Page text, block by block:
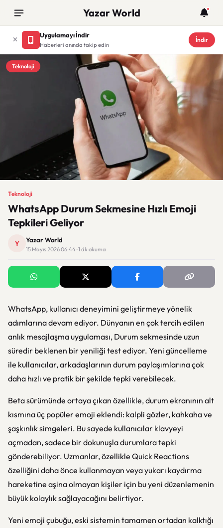
Yazar World
Uygulamayı İndir
Haberleri anında takip edin
İndir
Teknoloji
Teknoloji
WhatsApp Durum Sekmesine Hızlı Emoji
Tepkileri Geliyor
Y Yazar World
15 Mayıs 2026 06:44 · 1 dk okuma
WhatsApp, kullanıcı deneyimini geliştirmeye yönelik
adımlarına devam ediyor. Dünyanın en çok tercih edilen
anlık mesajlaşma uygulaması, Durum sekmesinde uzun
süredir beklenen bir yeniliği test ediyor. Yeni güncelleme
ile kullanıcılar, arkadaşlarının durum paylaşımlarına çok
daha hızlı ve pratik bir şekilde tepki verebilecek.
Beta sürümünde ortaya çıkan özellikle, durum ekranının alt
kısmına üç popüler emoji eklendi: kalpli gözler, kahkaha ve
şaşkınlık simgeleri. Bu sayede kullanıcılar klavyeyi
açmadan, sadece bir dokunuşla durumlara tepki
gönderebiliyor. Uzmanlar, özellikle Quick Reactions
özelliğini daha önce kullanmayan veya yukarı kaydırma
hareketine aşina olmayan kişiler için bu yeni düzenlemenin
büyük kolaylık sağlayacağını belirtiyor.
Yeni emoji çubuğu, eski sistemin tamamen ortadan kalktığı